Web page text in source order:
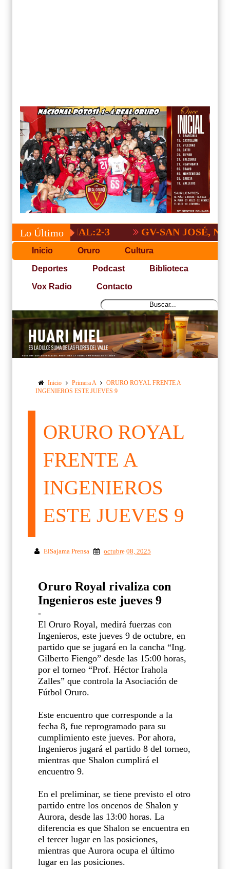
Lo Último 3 GV-SAN JOSÉ, NO PUDO
Inicio Oruro Cultura
Deportes Podcast Biblioteca
Vox Radio Contacto
Inicio Primera A
ORURO ROYAL FRENTE A
INGENIEROS ESTE JUEVES 9
ORURO ROYAL
FRENTE A
INGENIEROS
ESTE JUEVES 9
ElSajama Prensa octubre 08, 2025
Oruro Royal rivaliza con
Ingenieros este jueves 9
-
El Oruro Royal, medirá fuerzas con
Ingenieros, este jueves 9 de octubre, en
partido que se jugará en la cancha “Ing.
Gilberto Fiengo” desde las 15:00 horas,
por el torneo “Prof. Héctor Irahola
Zalles” que controla la Asociación de
Fútbol Oruro.
Este encuentro que corresponde a la
fecha 8, fue reprogramado para su
cumplimiento este jueves. Por ahora,
Ingenieros jugará el partido 8 del torneo,
mientras que Shalon cumplirá el
encuentro 9.
En el preliminar, se tiene previsto el otro
partido entre los oncenos de Shalon y
Aurora, desde las 13:00 horas. La
diferencia es que Shalon se encuentra en
el tercer lugar en las posiciones,
mientras que Aurora ocupa el último
lugar en las posiciones.